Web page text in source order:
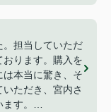
。担当していただ
ります。購入を
本当に驚き、そ
ただき、宮内さ
す。